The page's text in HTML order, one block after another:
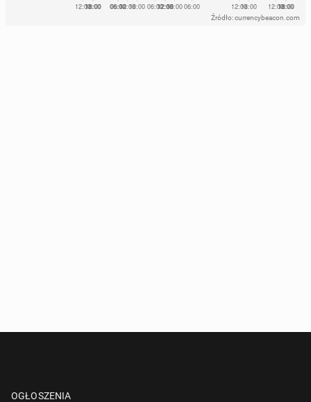
Źródło: currencybeacon.com
OGŁOSZENIA